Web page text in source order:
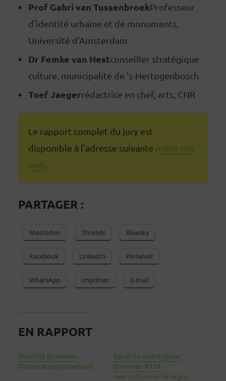
Prof Gabri van TussenbroekProfesseur
d'identité urbaine et de monuments,
Université d'Amsterdam
Dr Femke van Hestconseiller stratégique
culture, municipalité de 's-Hertogenbosch
Toef Jaegerrédactrice en chef, arts, CNR
Le rapport complet du jury est
disponible à l'adresse suivante notre site
web
PARTAGER :
Mastodon Threads Bluesky
Facebook LinkedIn Pinterest
WhatsApp Imprimer E-mail
EN RAPPORT
Shortlist Boekman
Dissertatieprijs bekend
Vanaf nu verkrijgbaar:
Boekman #139
over cultuur in de regio